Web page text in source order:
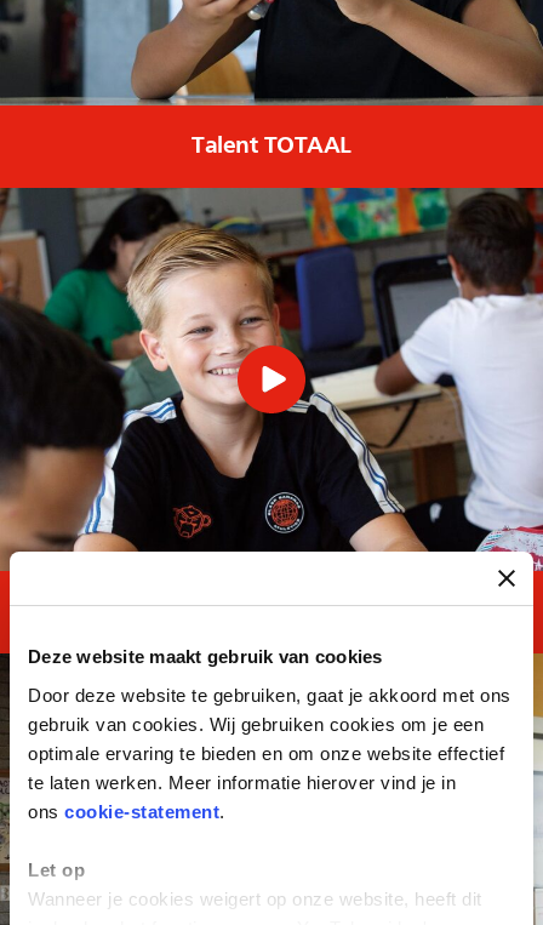
Deze website maakt gebruik van cookies
Door deze website te gebruiken, gaat je akkoord met ons
gebruik van cookies. Wij gebruiken cookies om je een
optimale ervaring te bieden en om onze website effectief
te laten werken. Meer informatie hierover vind je in
ons cookie-statement.
Let op
Wanneer je cookies weigert op onze website, heeft dit
Talent TOTAAL
MASTERClass Kader